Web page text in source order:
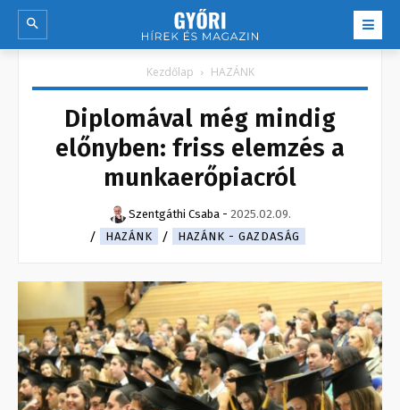
Kezdőlap HAZÁNK
Diplomával még mindig
előnyben: friss elemzés a
munkaerőpiacról
Szentgáthi Csaba - 2025.02.09.
HAZÁNK
HAZÁNK - GAZDASÁG